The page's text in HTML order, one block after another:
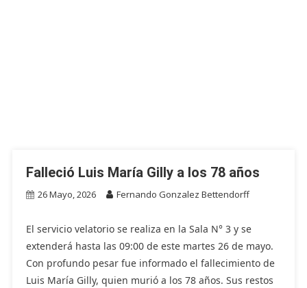
Falleció Luis María Gilly a los 78 años
26 Mayo, 2026 Fernando Gonzalez Bettendorff
El servicio velatorio se realiza en la Sala N° 3 y se
extenderá hasta las 09:00 de este martes 26 de mayo.
Con profundo pesar fue informado el fallecimiento de
Luis María Gilly, quien murió a los 78 años. Sus restos